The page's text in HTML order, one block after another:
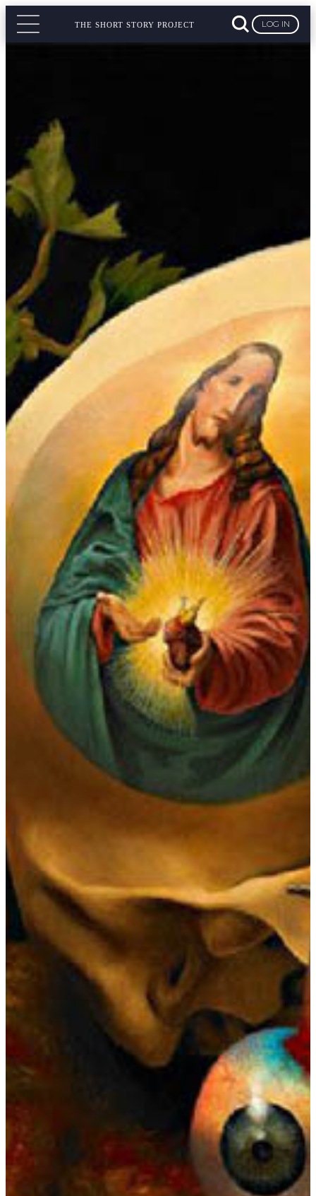
THE SHORT STORY PROJECT LOG IN